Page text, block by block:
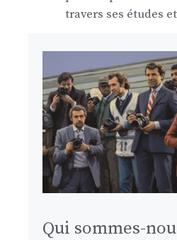
travers ses études
Qui sommes-